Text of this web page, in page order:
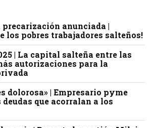
precarización anunciada |
los pobres trabajadores salteños!
| La capital salteña entre las
autorizaciones para la
dolorosa» | Empresario pyme
deudas que acorralan a los